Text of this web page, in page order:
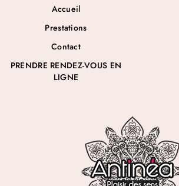
Accueil
Prestations
Contact
PRENDRE RENDEZ-VOUS EN
LIGNE